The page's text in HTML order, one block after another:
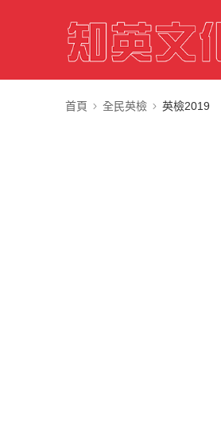
首頁 全民英檢 英檢2019